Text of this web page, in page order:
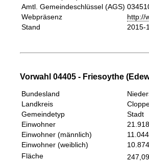
Amtl. Gemeindeschlüssel (AGS)
Webpräsenz
http://
Stand
2015-
Vorwahl 04405 - Friesoythe
Bundesland
Landkreis
Gemeindetyp
Stadt
Einwohner
21.918
Einwohner (männlich)
11.044
Einwohner (weiblich)
10.874
Fläche